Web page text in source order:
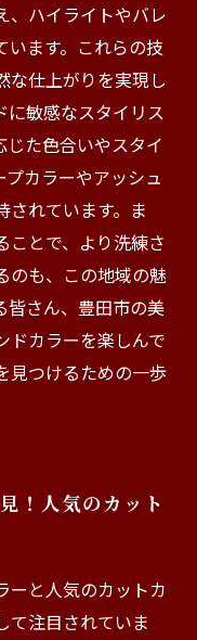
、ハイライトやバレ
います。これらの技
な仕上がりを実現し
に敏感なスタイリス
じた色合いやスタイ
カラーやアッシュ
されています。ま
ことで、より洗練さ
のも、この地域の魅
皆さん、豊田市の美
ドカラーを楽しんで
見つけるための一歩
！人気のカット
ーと人気のカットカ
て注目されていま